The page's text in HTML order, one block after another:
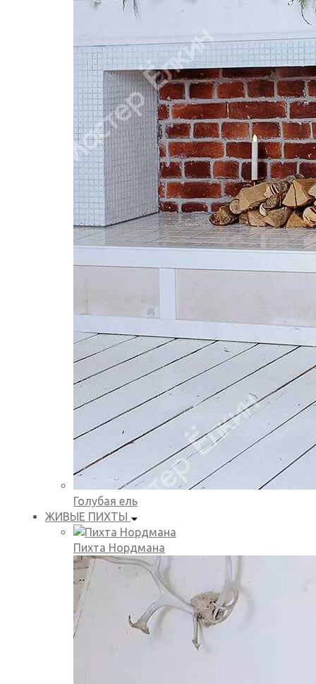
Голубая ель
ЖИВЫЕ ПИХТЫ
Пихта Нордмана